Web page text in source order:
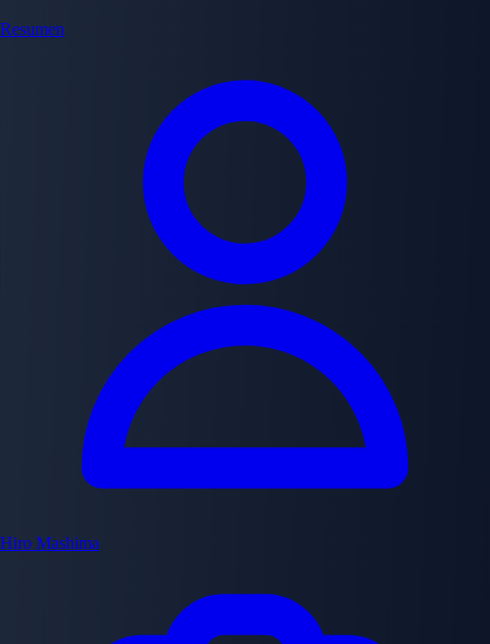
Resumen
Hiro Mashima